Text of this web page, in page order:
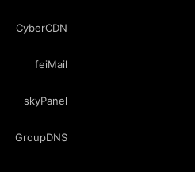
CyberCDN
feiMail
skyPanel
GroupDNS